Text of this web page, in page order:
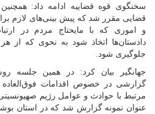
سخنگوی قوه قضاییه ادامه داد:
قضایی مقرر شد که پیش بینی‌های لازم
و اموری که با مایحتاج مردم در
دادستان‌ها اتخاذ شود به نحوی که از هر
جلوگیری شود.
جهانگیر بیان کرد: در همین جلسه
گزارشی در خصوص اقدامات
مرتبط با حوادث و عوامل رژیم صهیونسیتی